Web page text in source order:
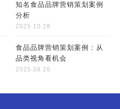
知名食品品牌营销策划案例
分析
2025.10.28
食品品牌营销策划案例：从
品类视角看机会
2025.08.26